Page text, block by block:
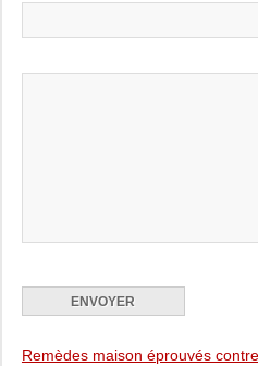
Remèdes maison éprouvés